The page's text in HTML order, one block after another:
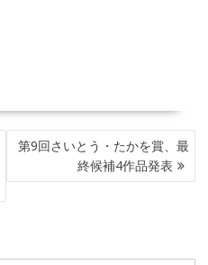
第9回さいとう・たかを賞、最
終候補4作品発表